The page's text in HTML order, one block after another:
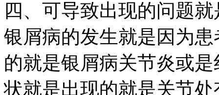
四、可导致出现的问题
银屑病的发生就是因为
的就是银屑病关节炎或
状就是出现的就是关节